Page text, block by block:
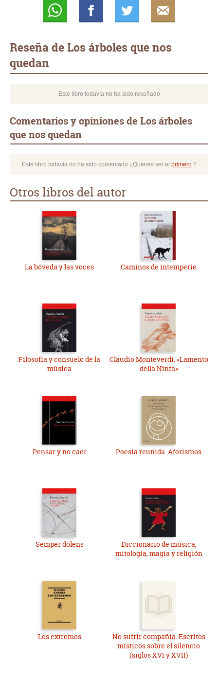
Reseña de Los árboles que nos
quedan
Este libro todavía no ha sido reseñado
Comentarios y opiniones de Los árboles
que nos quedan
Este libro todavía no ha sido comentado ¿Quieres ser el primero?
Otros libros del autor
La bóveda y las voces Caminos de intemperie
Filosofía y consuelo de la
música
Claudio Monteverdi. «Lamento
della Ninfa»
Pensar y no caer Poesía reunida. Aforismos
Semper dolens
Diccionario de música,
mitología, magia y religión
Los extremos
No sufrir compañía. Escritos
místicos sobre el silencio
(siglos XVI y XVII)